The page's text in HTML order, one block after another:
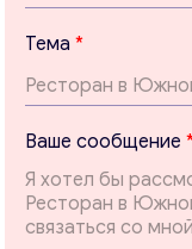
Отправьте
Email*
Тема *
*
В
а
ш
е
Ваше сообщение